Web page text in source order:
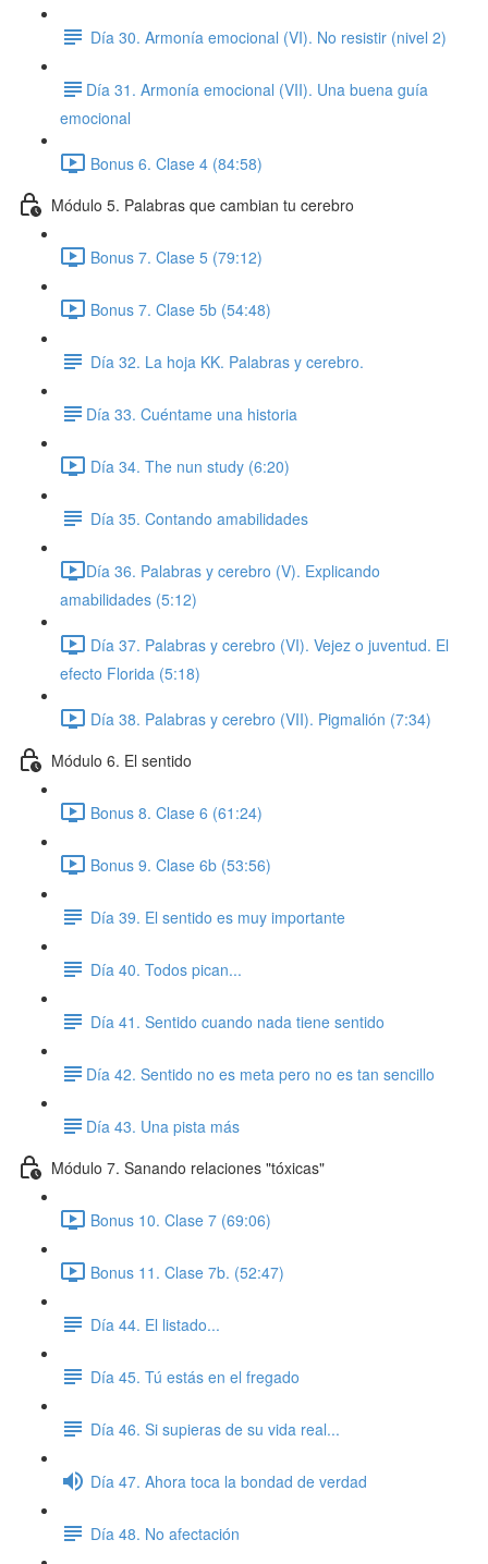
Día 30. Armonía emocional (VI). No resistir (nivel 2)
​Día 31. Armonía emocional (VII). Una buena guía
emocional
Bonus 6. Clase 4 (84:58)
Módulo 5. Palabras que cambian tu cerebro
Bonus 7. Clase 5 (79:12)
Bonus 7. Clase 5b (54:48)
Día 32. La hoja KK. Palabras y cerebro.
​Día 33. Cuéntame una historia
Día 34. The nun study (6:20)
Día 35. Contando amabilidades
​Día 36. Palabras y cerebro (V). Explicando
amabilidades (5:12)
Día 37. Palabras y cerebro (VI). Vejez o juventud. El
efecto Florida (5:18)
Día 38. Palabras y cerebro (VII). Pigmalión (7:34)
Módulo 6. El sentido
Bonus 8. Clase 6 (61:24)
Bonus 9. Clase 6b (53:56)
Día 39. El sentido es muy importante
Día 40. Todos pican...
Día 41. Sentido cuando nada tiene sentido
​Día 42. Sentido no es meta pero no es tan sencillo
​Día 43. Una pista más
Módulo 7. Sanando relaciones "tóxicas"
Bonus 10. Clase 7 (69:06)
Bonus 11. Clase 7b. (52:47)
Día 44. El listado...
Día 45. Tú estás en el fregado
Día 46. Si supieras de su vida real...
Día 47. Ahora toca la bondad de verdad
Día 48. No afectación